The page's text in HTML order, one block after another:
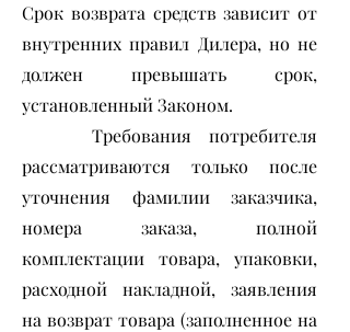
Срок возврата средств зависит от
внутренних правил Дилера, но не
должен превышать срок,
установленный Законом.
Требования потребителя
рассматриваются только после
уточнения фамилии заказчика,
номера заказа, полной
комплектации товара, упаковки,
расходной накладной, заявления
на возврат товара (заполненное на